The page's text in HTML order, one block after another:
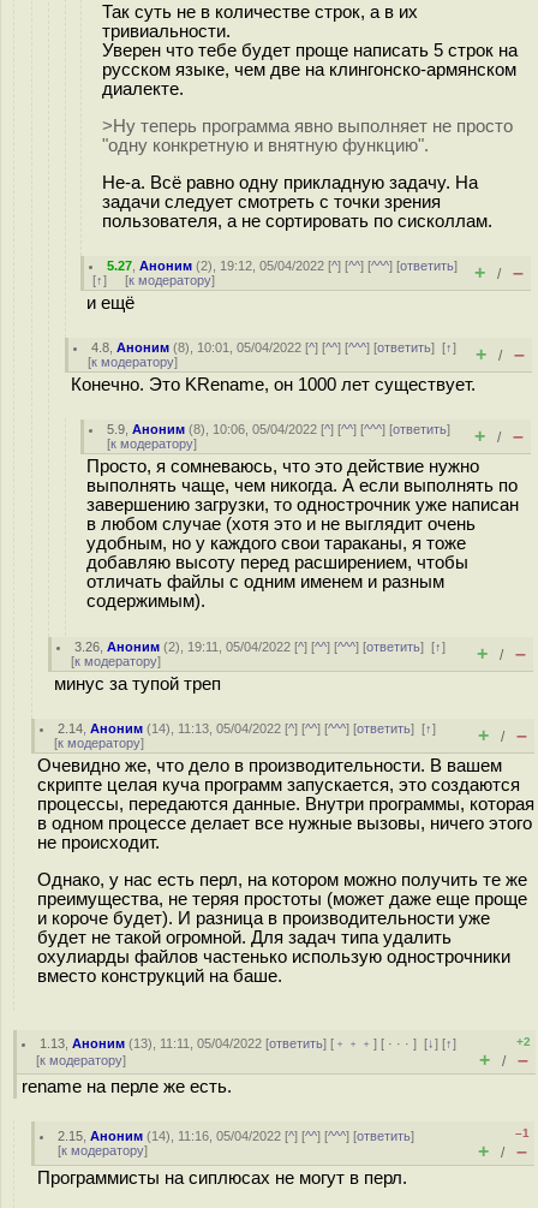
Так суть не в количестве строк, а в их
тривиальности.
Уверен что тебе будет проще написать 5 строк на
русском языке, чем две на клингонско-армянском
диалекте.
>Ну теперь программа явно выполняет не просто
"одну конкретную и внятную функцию".
Не-а. Всё равно одну прикладную задачу. На
задачи следует смотреть с точки зрения
пользователя, а не сортировать по сисколлам.
5.27 ,Аноним (2), 19:12, 05/04/2022 [^] [^^] [^^^] [ответить]
[↑] [к модератору] + / –
и ещё
4.8 ,Аноним (8), 10:01, 05/04/2022 [^] [^^] [^^^] [ответить][↑]
[к модератору] + / –
Конечно. Это KRename, он 1000 лет существует.
5.9 ,Аноним (8), 10:06, 05/04/2022 [^] [^^] [^^^] [ответить]
[к модератору] + / –
Просто, я сомневаюсь, что это действие нужно
выполнять чаще, чем никогда. А если выполнять по
завершению загрузки, то однострочник уже написан
в любом случае (хотя это и не выглядит очень
удобным, но у каждого свои тараканы, я тоже
добавляю высоту перед расширением, чтобы
отличать файлы с одним именем и разным
содержимым).
3.26 ,Аноним (2), 19:11, 05/04/2022 [^] [^^] [^^^] [ответить][↑]
[к модератору] + / –
минус за тупой треп
2.14 ,Аноним (14), 11:13, 05/04/2022 [^] [^^] [^^^] [ответить][↑]
[к модератору] + / –
Очевидно же, что дело в производительности. В вашем
скрипте целая куча программ запускается, это создаются
процессы, передаются данные. Внутри программы, которая
в одном процессе делает все нужные вызовы, ничего этого
не происходит.
Однако, у нас есть перл, на котором можно получить те же
преимущества, не теряя простоты (может даже еще проще
и короче будет). И разница в производительности уже
будет не такой огромной. Для задач типа удалить
охулиарды файлов частенько использую однострочники
вместо конструкций на баше.
1.13 ,Аноним (13), 11:11, 05/04/2022 [ответить] [ ﹢﹢﹢] [ · · ·][↓] [↑]
[к модератору]
+2
+ / –
rename на перле же есть.
2.15 ,Аноним (14), 11:16, 05/04/2022 [^] [^^] [^^^] [ответить]
[к модератору]
–1
+ / –
Программисты на сиплюсах не могут в перл.